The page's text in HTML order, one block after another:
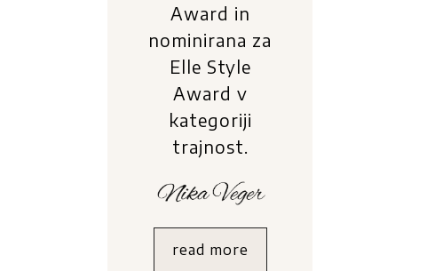
Award in
nominirana za
Elle Style
Award v
kategoriji
trajnost.
read more